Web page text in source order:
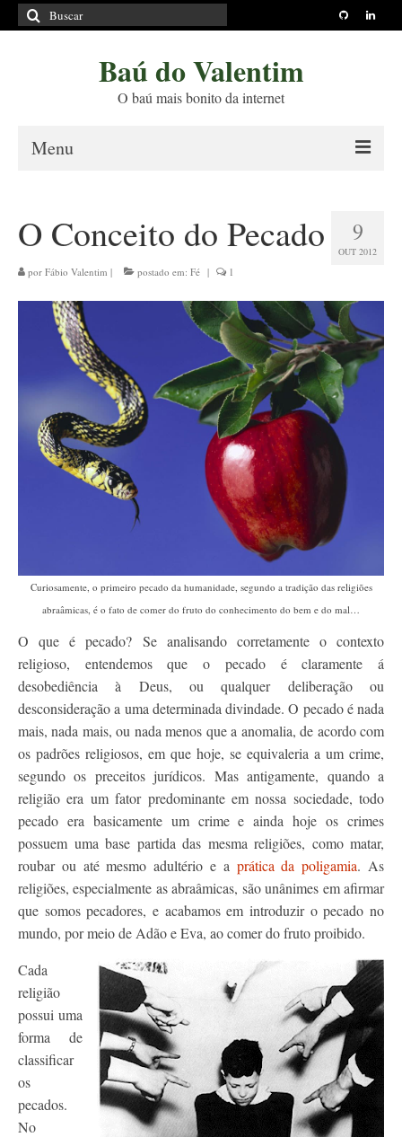
Buscar
por:
Baú do Valentim
O baú mais bonito da internet
Menu
Princípios Editoriais
Políticas e Termos
Livros
Projetos
Contato
9
OUT 2012
O Conceito do Pecado
por Fábio Valentim | postado em: Fé | 1
Curiosamente, o primeiro pecado da humanidade, segundo a tradição das religiões
abraâmicas, é o fato de comer do fruto do conhecimento do bem e do mal…
O que é pecado? Se analisando corretamente o contexto
religioso, entendemos que o pecado é claramente á
desobediência à Deus, ou qualquer deliberação ou
desconsideração a uma determinada divindade. O pecado é nada
mais, nada mais, ou nada menos que a anomalia, de acordo com
os padrões religiosos, em que hoje, se equivaleria a um crime,
segundo os preceitos jurídicos. Mas antigamente, quando a
religião era um fator predominante em nossa sociedade, todo
pecado era basicamente um crime e ainda hoje os crimes
possuem uma base partida das mesma religiões, como matar,
roubar ou até mesmo adultério e a prática da poligamia. As
religiões, especialmente as abraâmicas, são unânimes em afirmar
que somos pecadores, e acabamos em introduzir o pecado no
mundo, por meio de Adão e Eva, ao comer do fruto proibido.
Cada
religião
possui uma
forma de
classificar
os
pecados.
No